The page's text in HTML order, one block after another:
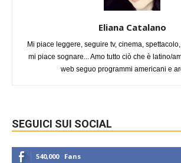
Eliana Catalano
Mi piace leggere, seguire tv, cinema,
mi piace sognare... Amo tutto ciò che è latino/
web seguo programmi americani e
SEGUICI SUI SOCIAL
540,000 Fans